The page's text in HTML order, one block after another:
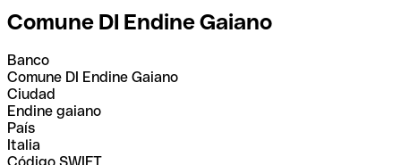
Comune DI Endine Gaiano
Banco
Comune DI Endine Gaiano
Ciudad
Endine gaiano
País
Italia
Código SWIFT